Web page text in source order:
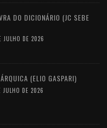
DO DICIONÁRIO (JC SEBE
JULHO DE 2026
(ELIO GASPARI)
JULHO DE 2026